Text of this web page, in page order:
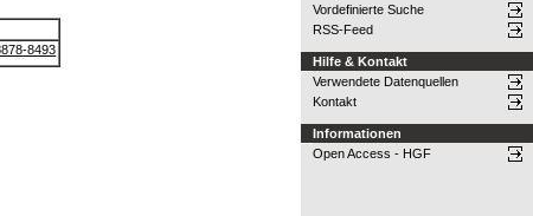
8493
Vordefinierte Suche
RSS-Feed
Hilfe & Kontakt
Verwendete Datenquellen
Kontakt
Informationen
Open Access - HGF